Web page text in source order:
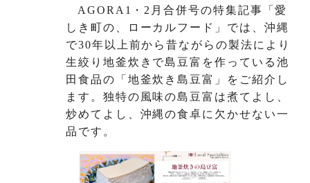
AGORA1・2月合併号の特集記事「愛
しき町の、ローカルフード」では、沖縄
で30年以上前から昔ながらの製法により
生絞り地釜炊きで島豆富を作っている池
田食品の「地釜炊き島豆富」をご紹介し
ます。独特の風味の島豆富は煮てよし、
炒めてよし、沖縄の食卓に欠かせない一
品です。